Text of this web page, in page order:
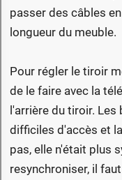
passer des câbles
longueur du meuble.
Pour régler le tiroir
de le faire avec la
l'arrière du tiroir.
difficiles d'accès et
pas, elle n'était plus
resynchroniser, il